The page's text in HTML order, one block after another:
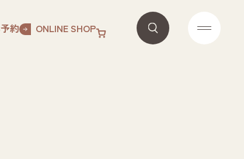
約 ONLINE SHOP